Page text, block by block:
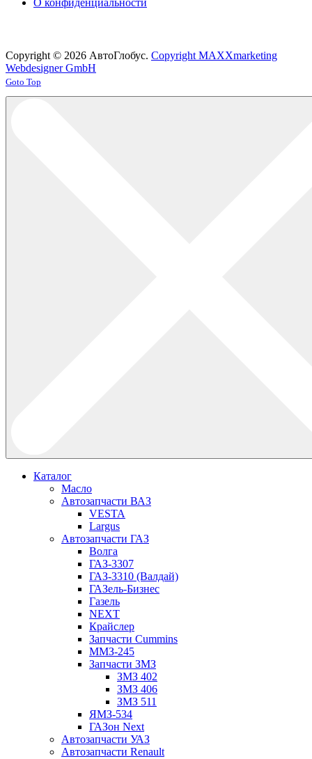
Copyright © 2026 АвтоГлобус. Copyright MAXXmarketing
Webdesigner GmbH
Joomla! 3 Templates
Goto Top
Каталог
Масло
Автозапчасти ВАЗ
VESTA
Largus
Автозапчасти ГАЗ
Волга
ГАЗ-3307
ГАЗ-3310 (Валдай)
ГАЗель-Бизнес
Газель
NEXT
Крайслер
Запчасти Cummins
ММЗ-245
Запчасти ЗМЗ
ЗМЗ 402
ЗМЗ 406
ЗМЗ 511
ЯМЗ-534
ГАЗон Next
Автозапчасти УАЗ
Автозапчасти Renault